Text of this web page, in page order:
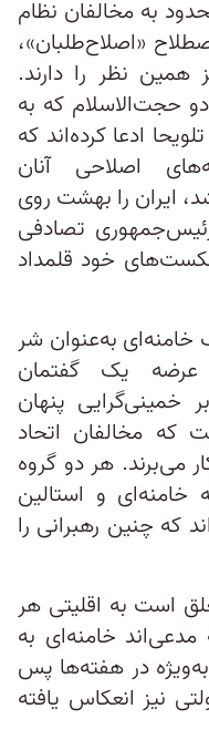
به مخالفان نظام
«اصلاح‌طلبان»،
همین نظر را دارند.
حجت‌الاسلام که به
ادعا کرده‌اند که
اصلاحی آنان
ایران را بهشت روی
تصادفی
خود قلمداد
خامنه‌ای به‌عنوان شر
عرضه یک گفتمان
خمینی‌گرایی پنهان
مخالفان اتحاد
می‌برند. هر دو گروه
و استالین
که چنین رهبرانی را
است به اقلیتی هر
مدعی‌اند خامنه‌ای به
در هفته‌ها پس
نیز انعکاس یافته